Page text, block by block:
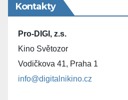
Kontakty
Pro-DIGI, z.s.
Kino Světozor
Vodičkova 41, Praha 1
info@digitalnikino.cz